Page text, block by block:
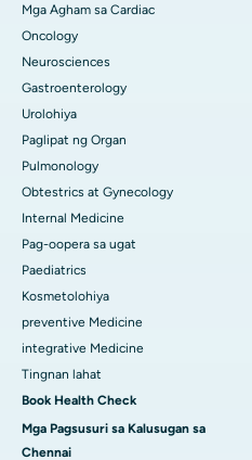
Mga Agham sa Cardiac
Oncology
Neurosciences
Gastroenterology
Urolohiya
Paglipat ng Organ
Pulmonology
Obtestrics at Gynecology
Internal Medicine
Pag-oopera sa ugat
Paediatrics
Kosmetolohiya
preventive Medicine
integrative Medicine
Tingnan lahat
Book Health Check
Mga Pagsusuri sa Kalusugan sa
Chennai